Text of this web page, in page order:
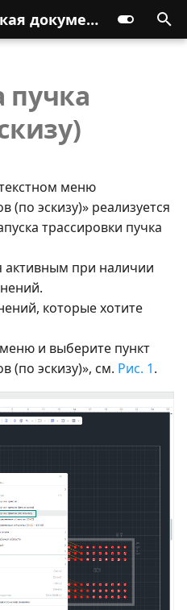
Пользовательская документация
пучка
меню
(по эскизу)» реализуется
трассировки пучка
активным при наличии
которые хотите
и выберите пункт
(по эскизу)», см. Рис. 1.